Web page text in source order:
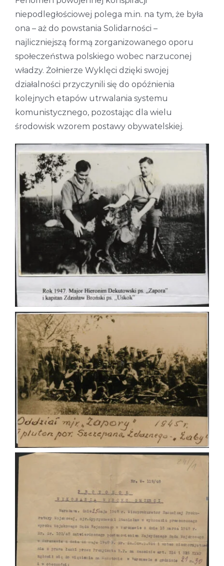
niepodległościowej polega m.in. na tym, że była
ona – aż do powstania Solidarności –
najliczniejszą formą zorganizowanego oporu
społeczeństwa polskiego wobec narzuconej
władzy. Żołnierze Wyklęci dzięki swojej
działalności przyczynili się do opóźnienia
kolejnych etapów utrwalania systemu
komunistycznego, pozostając dla wielu
środowisk wzorem postawy obywatelskiej.